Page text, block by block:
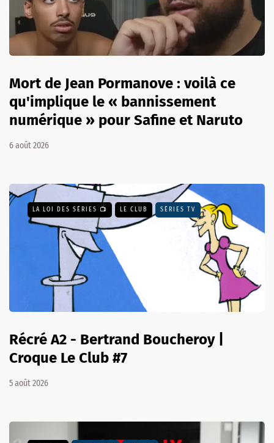
Mort de Jean Pormanove : voilà ce
qu'implique le « bannissement
numérique » pour Safine et Naruto
6 août 2026
LA LOI DES SÉRIES 📺 LE CLUB SÉRIES TV
Récré A2 - Bertrand Boucheroy |
Croque Le Club #7
5 août 2026